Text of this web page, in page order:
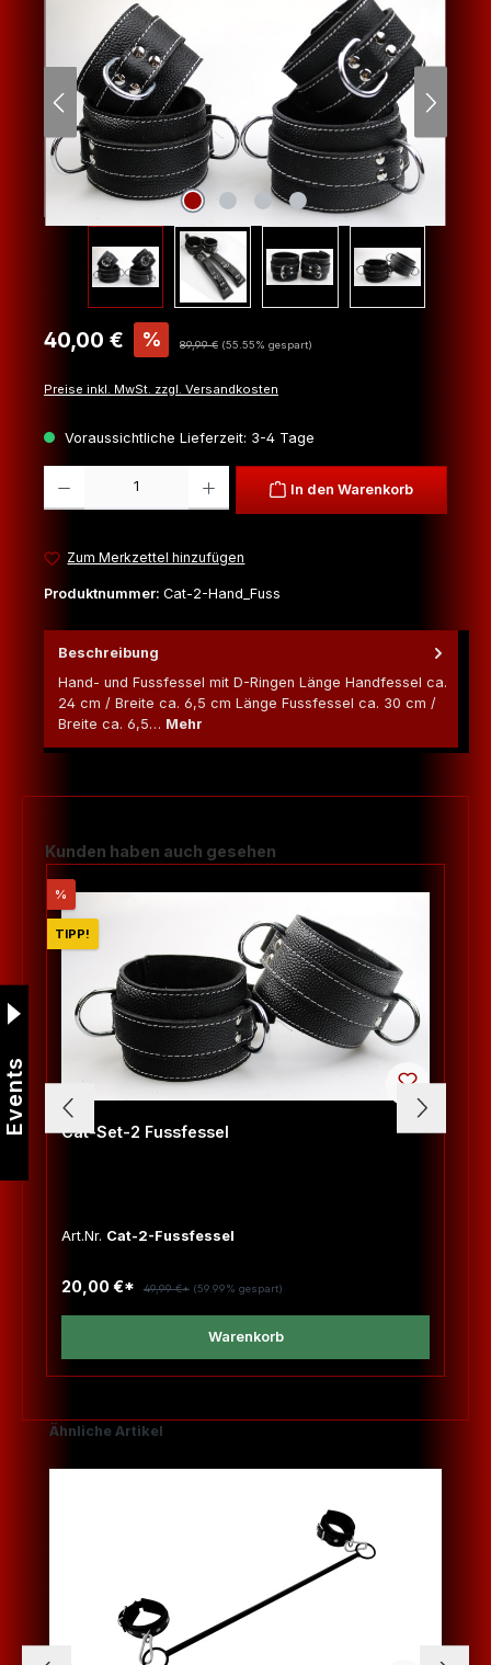
Verkaufspreis:
40,00 € % Regulärer Preis:
89,99 € (55.55% gespart)
Preise inkl. MwSt. zzgl. Versandkosten
Voraussichtliche Lieferzeit: 3-4 Tage
In den Warenkorb
Zum Merkzettel hinzufügen
Produktnummer: Cat-2-Hand_Fuss
Beschreibung
Hand- und Fussfessel mit D-Ringen Länge Handfessel ca.
24 cm / Breite ca. 6,5 cm Länge Fussfessel ca. 30 cm /
Breite ca. 6,5… Mehr
Produktgalerie überspringen
Kunden haben auch gesehen
% Rabatt
TIPP!
Cat-Set-2 Fussfessel
Art.Nr. Cat-2-Fussfessel
20,00 €* 49,99 €* (59.99% gespart)
Warenkorb
Produktgalerie überspringen
Ähnliche Artikel
Events